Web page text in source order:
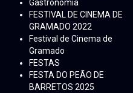
Gastronomia
FESTIVAL DE CINEMA DE
GRAMADO 2022
Festival de Cinema de
Gramado
FESTAS
FESTA DO PEÃO DE
BARRETOS 2025